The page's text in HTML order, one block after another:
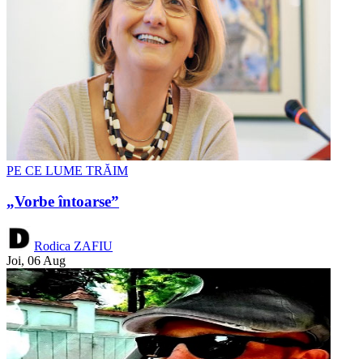
PE CE LUME TRĂIM
„Vorbe întoarse”
Rodica ZAFIU
Joi, 06 Aug